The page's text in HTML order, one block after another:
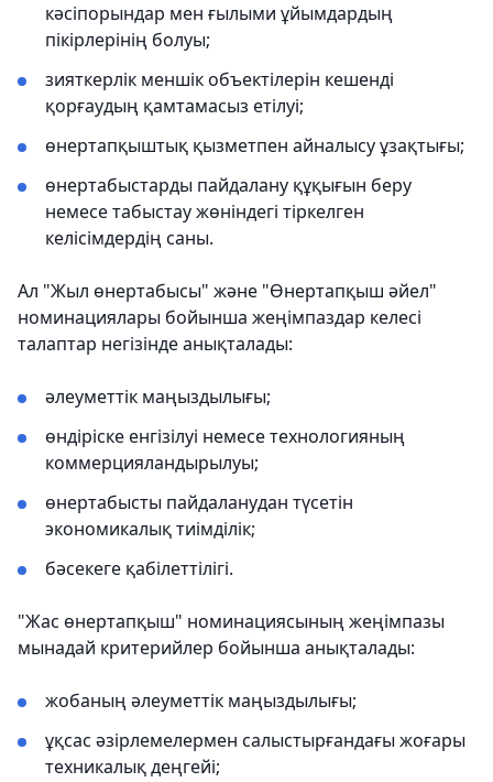
кәсіпорындар мен ғылыми ұйымдардың
пікірлерінің болуы;
зияткерлік меншік объектілерін кешенді
қорғаудың қамтамасыз етілуі;
өнертапқыштық қызметпен айналысу ұзақтығы;
өнертабыстарды пайдалану құқығын беру
немесе табыстау жөніндегі тіркелген
келісімдердің саны.
Ал "Жыл өнертабысы" және "Өнертапқыш әйел"
номинациялары бойынша жеңімпаздар келесі
талаптар негізінде анықталады:
әлеуметтік маңыздылығы;
өндіріске енгізілуі немесе технологияның
коммерцияландырылуы;
өнертабысты пайдаланудан түсетін
экономикалық тиімділік;
бәсекеге қабілеттілігі.
"Жас өнертапқыш" номинациясының жеңімпазы
мынадай критерийлер бойынша анықталады:
жобаның әлеуметтік маңыздылығы;
ұқсас әзірлемелермен салыстырғандағы жоғары
техникалық деңгейі;